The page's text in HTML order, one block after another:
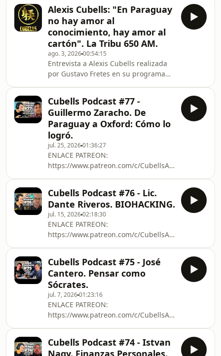
productos.https://www.instagram.com/
ENA SPORTS
Alexis Cubells: "En Paraguay
no hay amor al
conocimiento, hay amor al
cartón". La Tribu 650 AM.
ago. 3, 202600:54:15
Entrevista a Alexis Cubells realizada
por Gustavo Fretes en su programa
AM.
Cubells Podcast #77 -
Guillermo Zaracho. De
Paraguay a Oxford: Cómo lo
logró.
jul. 25, 202601:36:27
ENLACE PATREON:
https://www.patreon.com/c/CubellsAlexis
estudiar filosofía conmigo en
https://cubellsacademy.com.py/AUSPICIANTES:
3A TRADING:
https://3atrading.com.py/GALIANO
BIENES RAÍCES:
https://www.instagram.com/galianobienesraices/
STORE: Código &quot;CUBELLS&quot;
para acceder al 10 % de descuento en
todos los
productos.https://www.instagram.c
Cubells Podcast #76 - Lic.
Dante Riveros. BIOHACKING.
jul. 15, 202602:18:30
ENLACE PATREON:
https://www.patreon.com/c/CubellsAlexis
estudiar filosofía conmigo en
https://cubellsacademy.com.py/AUSPICIANTES:
3A TRADING:
https://3atrading.com.py/GALIANO
BIENES RAÍCES:
https://www.instagram.com/galianobienesraices/
STORE: Código &quot;CUBELLS&quot;
para acceder al 10 % de descuento en
todos los
Cubells Podcast #75 - José
Cantero. Pensar como
Sócrates.
jul. 7, 202601:23:16
ENLACE PATREON:
https://www.patreon.com/c/CubellsAlexis
estudiar filosofía conmigo en
Cubells Podcast #74 - Istvan
Nagy. Finanzas Personales.